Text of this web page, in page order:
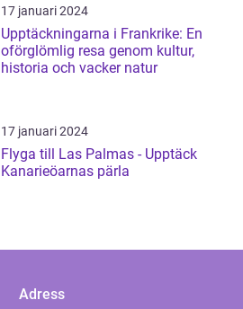
17 januari 2024
Upptäckningarna i Frankrike: En
oförglömlig resa genom kultur,
historia och vacker natur
17 januari 2024
Flyga till Las Palmas - Upptäck
Kanarieöarnas pärla
Adress